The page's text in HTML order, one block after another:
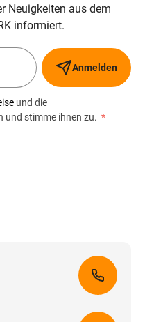
Neuigkeiten aus dem
informiert.
Anmelden
und die
und stimme ihnen zu. *